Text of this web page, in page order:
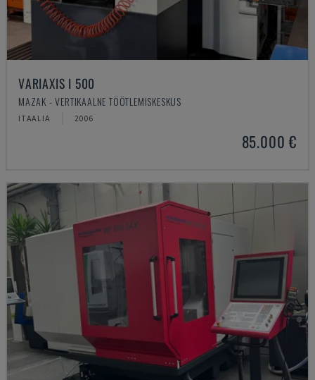
VARIAXIS I 500
MAZAK - VERTIKAALNE TÖÖTLEMISKESKUS
ITAALIA 2006
85.000 €